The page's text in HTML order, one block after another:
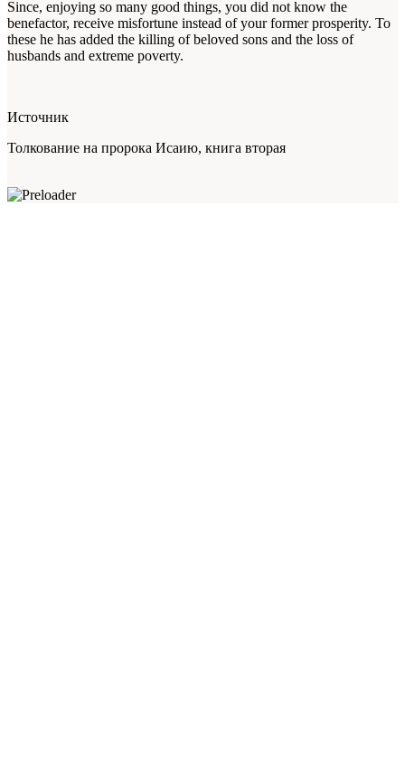
Since, enjoying so many good things, you did not know the
benefactor, receive misfortune instead of your former prosperity. To
these he has added the killing of beloved sons and the loss of
husbands and extreme poverty.
Источник
Толкование на пророка Исаию, книга вторая